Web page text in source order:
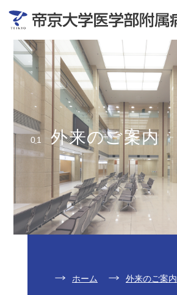
01 外来のご案内
ホーム 外来のご案内